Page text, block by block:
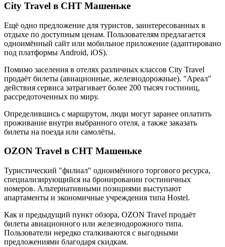
City Travel в СНТ Машеньке
Ещё одно предложение для туристов, заинтересованных в
отдыхе по доступным ценам. Пользователям предлагается
одноимённый сайт или мобильное приложение (адаптировано
под платформы Android, iOS).
Помимо заселения в отелях различных классов City Travel
продаёт билеты (авиационные, железнодорожные). "Ареал"
действия сервиса затрагивает более 200 тысяч гостиниц,
рассредоточенных по миру.
Определившись с маршрутом, люди могут заранее оплатить
проживание внутри выбранного отеля, а также заказать
билеты на поезда или самолёты.
OZON Travel в СНТ Машеньке
Туристический "филиал" одноимённого торгового ресурса,
специализирующийся на бронировании гостиничных
номеров. Альтернативными позициями выступают
апартаменты и экономичные учреждения типа Hostel.
Как и предыдущий пункт обзора, OZON Travel продаёт
билеты авиационного или железнодорожного типа.
Пользователи нередко сталкиваются с выгодными
предложениями благодаря скидкам.